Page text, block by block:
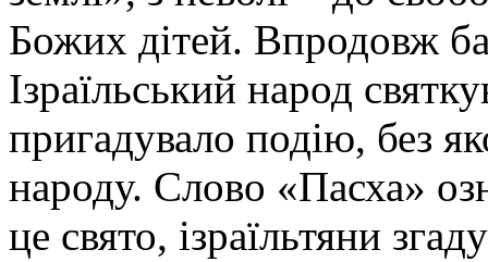
Божих дітей. Впродовж
Ізраїльський народ
пригадувало подію, без
народу. Слово «Пасха»
це свято, ізраїльтяни